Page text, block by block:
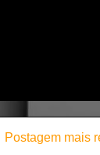
Postagem mais